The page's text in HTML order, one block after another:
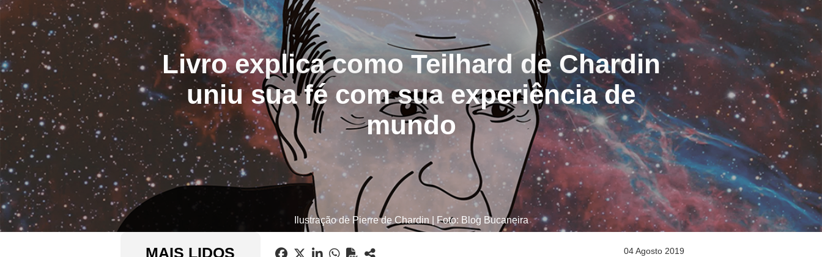
Livro explica como Teilhard de Chardin
uniu sua fé com sua experiência de
mundo
Ilustração de Pierre de Chardin | Foto: Blog Bucaneira
MAIS LIDOS 04 Agosto 2019